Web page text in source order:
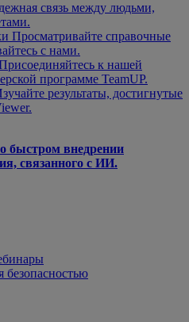
связь между людьми,
Просматривайте справочные
с нами.
к нашей
программе TeamUP.
результаты, достигнутые
быстром внедрении
связанного с ИИ.
безопасностью